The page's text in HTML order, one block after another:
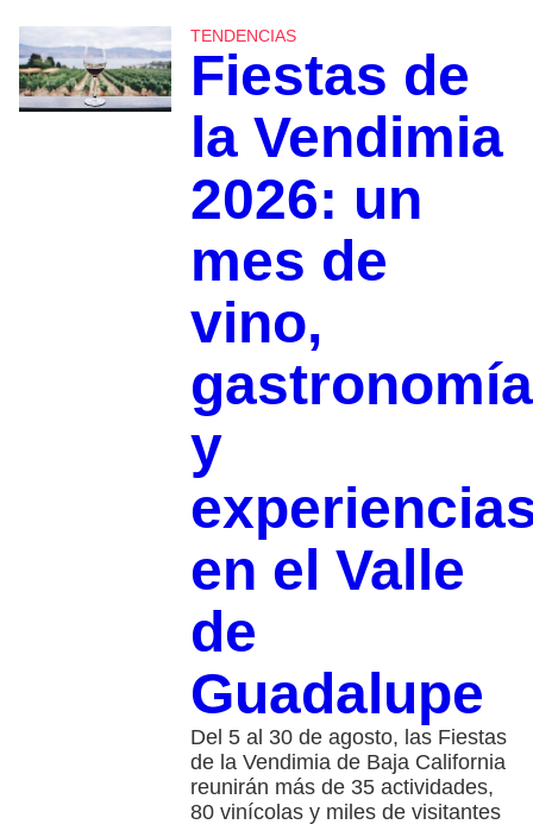
TENDENCIAS
Fiestas de
la Vendimia
2026: un
mes de
vino,
gastronomía
y
en el Valle
de
Guadalupe
Del 5 al 30 de agosto, las Fiestas
de la Vendimia de Baja California
reunirán más de 35 actividades,
80 vinícolas y miles de visitantes